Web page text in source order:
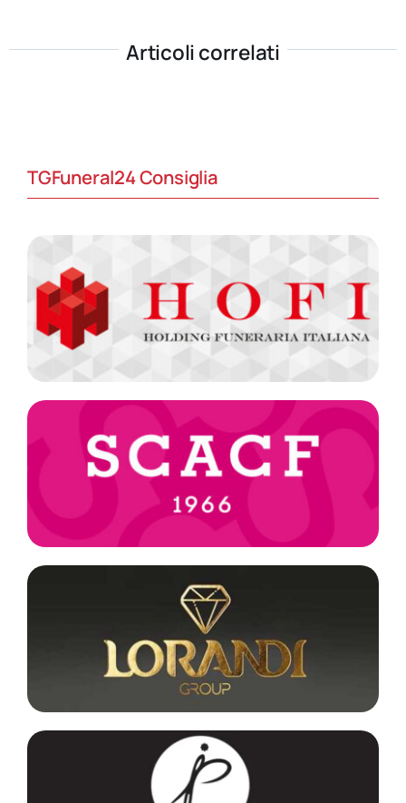
Articoli correlati
TGFuneral24 Consiglia